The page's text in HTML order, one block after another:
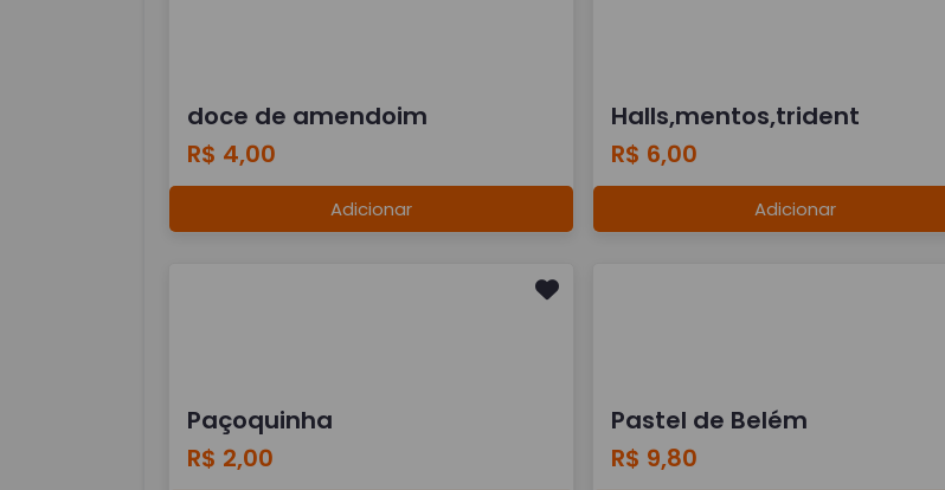
doce de amendoim
R$ 4,00
Adicionar
Halls,mentos,trident
R$ 6,00
Adicionar
Paçoquinha
R$ 2,00
Pastel de Belém
R$ 9,80